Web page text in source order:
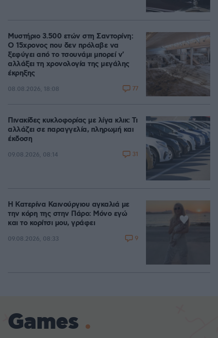
Μυστήριο 3.500 ετών στη Σαντορίνη:
Ο 15χρονος που δεν πρόλαβε να
ξεφύγει από το τσουνάμι μπορεί ν'
αλλάξει τη χρονολογία της μεγάλης
έκρηξης
08.08.2026, 18:08 77
Πινακίδες κυκλοφορίας με λίγα κλικ: Τι
αλλάζει σε παραγγελία, πληρωμή και
έκδοση
09.08.2026, 08:14 31
Η Κατερίνα Καινούργιου αγκαλιά με
την κόρη της στην Πάρο: Μόνο εγώ
και το κορίτσι μου, γράφει
09.08.2026, 08:33 9
Games